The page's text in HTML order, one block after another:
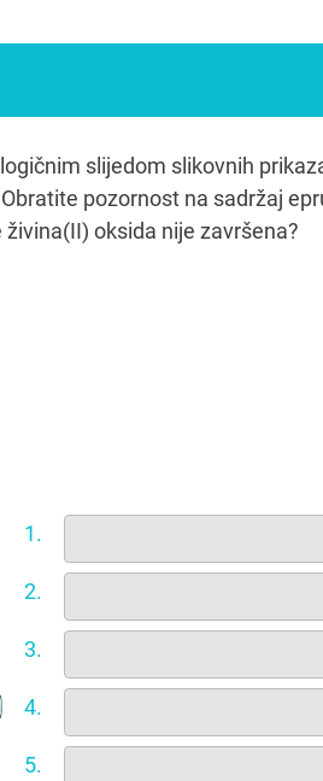
slijedom slikovnih
pozornost na sadržaj
oksida nije završena?
1.
2.
3.
4.
5.